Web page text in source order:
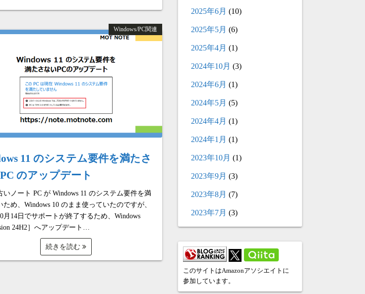
Windows/PC関連
11 のシステム要件を満たさ
のアップデート
いノート PC が Windows 11 のシステム要件を満
ため、Windows 10 のまま使っていたのですが、
月14日でサポートが終了するため、Windows
24H2］へアップデート…
続きを読む
2025年6月 (10)
2025年5月 (6)
2025年4月 (1)
2024年10月 (3)
2024年6月 (1)
2024年5月 (5)
2024年4月 (1)
2024年1月 (1)
2023年10月 (1)
2023年9月 (3)
2023年8月 (7)
2023年7月 (3)
このサイトはAmazonアソシエイトに
参加しています。